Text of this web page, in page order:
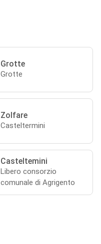
Grotte
Grotte
Zolfare
Casteltermini
Casteltemini
Libero consorzio
comunale di Agrigento